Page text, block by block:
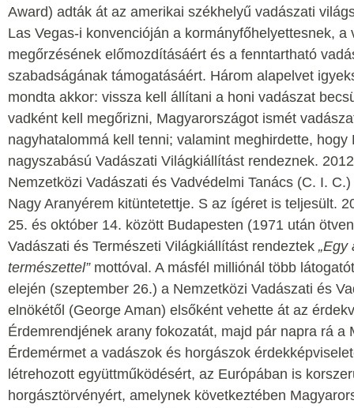
Award) adták át az amerikai székhelyű vadászati
Las Vegas-i konvencióján a kormányfőhelyettesnek, a
megőrzésének előmozdításáért és a fenntartható
szabadságának támogatásáért. Három alapelvet
mondta akkor: vissza kell állítani a honi vadászat
vadként kell megőrizni, Magyarországot ismét
nagyhatalommá kell tenni; valamint meghirdette, hogy
nagyszabású Vadászati Világkiállítást rendeznek.
Nemzetközi Vadászati és Vadvédelmi Tanács (C. I.
Nagy Aranyérem kitüntetettje. S az ígéret is teljesült.
25. és október 14. között Budapesten (1971 után
Vadászati és Természeti Világkiállítást rendeztek „Egy
természettel”mottóval. A másfél milliónál több
elején (szeptember 26.) a Nemzetközi Vadászati és
elnökétől (George Aman) elsőként vehette át az
Érdemrendjének arany fokozatát, majd pár napra rá a
Érdemérmet a vadászok és horgászok
létrehozott együttműködésért, az Európában is
horgásztörvényért, amelynek következtében